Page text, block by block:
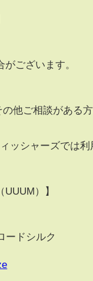
ございます。
他ご相談がある
ッシャーズでは
）】
ードシルク